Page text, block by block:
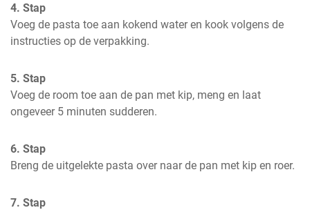
4. Stap
Voeg de pasta toe aan kokend water en kook volgens de
instructies op de verpakking.
5. Stap
Voeg de room toe aan de pan met kip, meng en laat
ongeveer 5 minuten sudderen.
6. Stap
Breng de uitgelekte pasta over naar de pan met kip en roer.
7. Stap